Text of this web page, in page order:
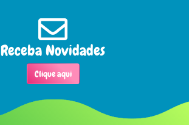
Receba Novidades
Clique aqui